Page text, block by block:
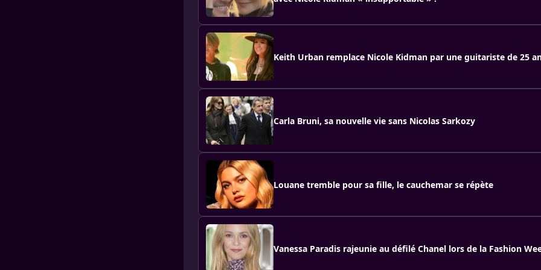
Keith Urban remplace Nicole Kidman par une guitariste de 25
Carla Bruni, sa nouvelle vie sans Nicolas Sarkozy
Louane tremble pour sa fille, le cauchemar se répète
Vanessa Paradis rajeunie au défilé Chanel lors de la Fashion